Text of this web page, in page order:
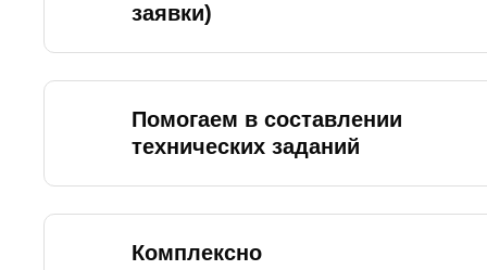
заявки)
Помогаем в составлении
технических заданий
Комплексно